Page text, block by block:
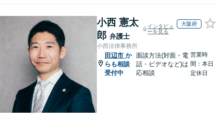
小西 憲太
郎 弁護士
インタビュ
ーを見る
大阪府
小西法律事務所
田辺市 か
らも相談
受付中
面談方法(対面・電
話・ビデオなど)は
応相談
営業時
間：本日
定休日